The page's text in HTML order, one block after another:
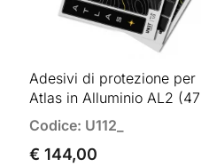
Adesivi di protezione per
Atlas in Alluminio AL2
Codice: U112_
€ 144,00